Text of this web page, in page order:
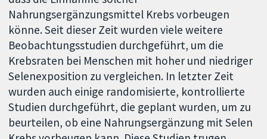
Nahrungsergänzungsmittel Krebs vorbeugen
könne. Seit dieser Zeit wurden viele weitere
Beobachtungsstudien durchgeführt, um die
Krebsraten bei Menschen mit hoher und niedriger
Selenexposition zu vergleichen. In letzter Zeit
wurden auch einige randomisierte, kontrollierte
Studien durchgeführt, die geplant wurden, um zu
beurteilen, ob eine Nahrungsergänzung mit Selen